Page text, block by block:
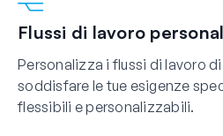
Flussi di lavoro
Personalizza i flussi di lavoro
soddisfare le tue esigenze
flessibili e personalizzabili.